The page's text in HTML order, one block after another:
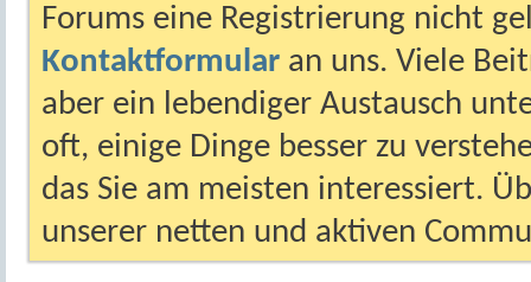
Forums eine Registrierung nicht
Kontaktformular an uns. Viele
aber ein lebendiger Austausch
oft, einige Dinge besser zu
das Sie am meisten interessiert.
unserer netten und aktiven